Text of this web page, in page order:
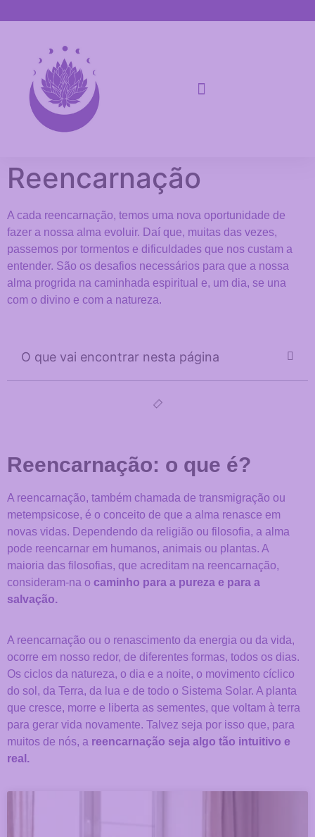
Reencarnação
A cada reencarnação, temos uma nova oportunidade de
fazer a nossa alma evoluir. Daí que, muitas das vezes,
passemos por tormentos e dificuldades que nos custam a
entender. São os desafios necessários para que a nossa
alma progrida na caminhada espiritual e, um dia, se una
com o divino e com a natureza.
O que vai encontrar nesta página
Reencarnação: o que é?
A reencarnação, também chamada de transmigração ou
metempsicose, é o conceito de que a alma renasce em
novas vidas. Dependendo da religião ou filosofia, a alma
pode reencarnar em humanos, animais ou plantas. A
maioria das filosofias, que acreditam na reencarnação,
consideram-na o caminho para a pureza e para a
salvação.
A reencarnação ou o renascimento da energia ou da vida,
ocorre em nosso redor, de diferentes formas, todos os dias.
Os ciclos da natureza, o dia e a noite, o movimento cíclico
do sol, da Terra, da lua e de todo o Sistema Solar. A planta
que cresce, morre e liberta as sementes, que voltam à terra
para gerar vida novamente. Talvez seja por isso que, para
muitos de nós, a reencarnação seja algo tão intuitivo e
real.